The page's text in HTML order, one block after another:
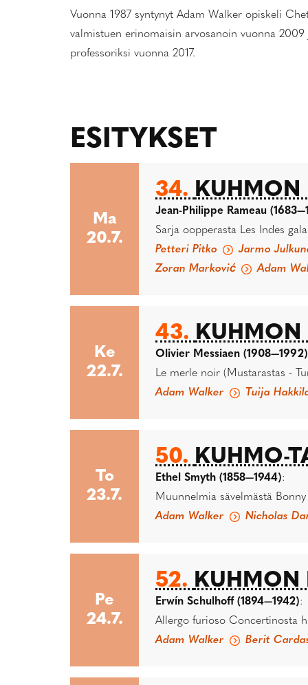
Vuonna 1987 syntynyt Adam Walker opiskeli
valmistuen erinomaisin arvosanoin vuonna
professoriksi vuonna 2017.
ESITYKSET
Ma
20.7.
34. KUHMON
Jean-Philippe Rameau
Sarja oopperasta Les Indes
Petteri Pitko
Jarmo
Zoran Marković
Adam
Ke
22.7.
43. KUHMON
Olivier Messiaen (1908—1992)
Le merle noir (Mustarastas -
Adam Walker
Tuija
To
23.7.
50. KUHMO-
Ethel Smyth (1858—1944):
Muunnelmia sävelmästä
Adam Walker
Nicholas
Pe
24.7.
52. KUHMON
Erwín Schulhoff (1894—1942):
Allergo furioso Concertinosta
Adam Walker
Berit